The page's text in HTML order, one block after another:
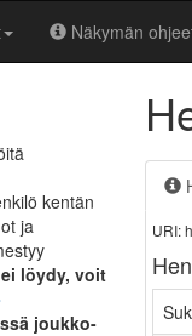
Näkymän
kentän
ja
löydy, voit
joukko-
URI: